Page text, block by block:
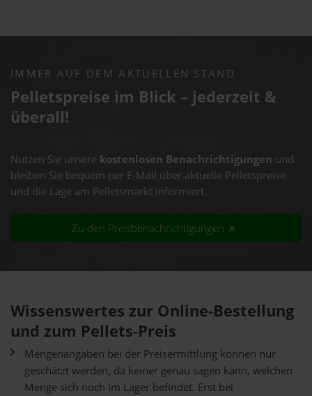
IMMER AUF DEM AKTUELLEN STAND
Pelletspreise im Blick – jederzeit &
überall!
Nutzen Sie unsere kostenlosen Benachrichtigungen und
bleiben Sie bequem per E-Mail über aktuelle Pelletspreise
und die Lage am Pelletsmarkt informiert.
Zu den Preisbenachrichtigungen
Wissenswertes zur Online-Bestellung
und zum Pellets-Preis
Mengenangaben bei der Preisermittlung können nur
geschätzt werden, da keiner genau sagen kann, welchen
Menge sich noch im Lager befindet. Erst bei